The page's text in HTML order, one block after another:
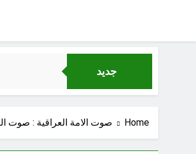
جديد
Home صوت الامة العراقية : صوت